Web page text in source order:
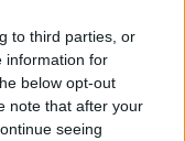
to third parties, or
information for
below opt-out
note that after your
seeing